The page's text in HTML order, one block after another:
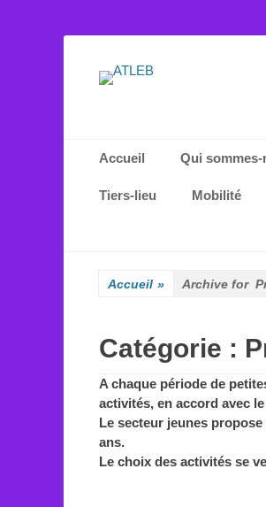
ATLEB
Menu principal
contenu
Accueil Qui
Tiers-lieu Mobilité
Accueil » Archive for
Catégorie :
A chaque période de
activités, en accord avec
Le secteur jeunes
ans.
Le choix des activités se